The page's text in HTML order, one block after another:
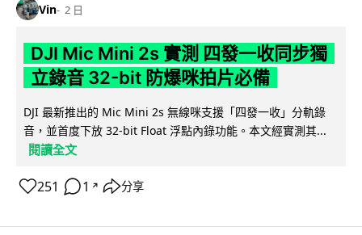
Vin 2 日
DJI Mic Mini 2s 實測 四發一收同步獨
立錄音 32-bit 防爆咪拍片必備
DJI 最新推出的 Mic Mini 2s 無線咪支援「四發一收」分軌錄
音，並首度下放 32-bit Float 浮點內錄功能。本文經實測其...
閱讀全文
251 1 ↗ 分享